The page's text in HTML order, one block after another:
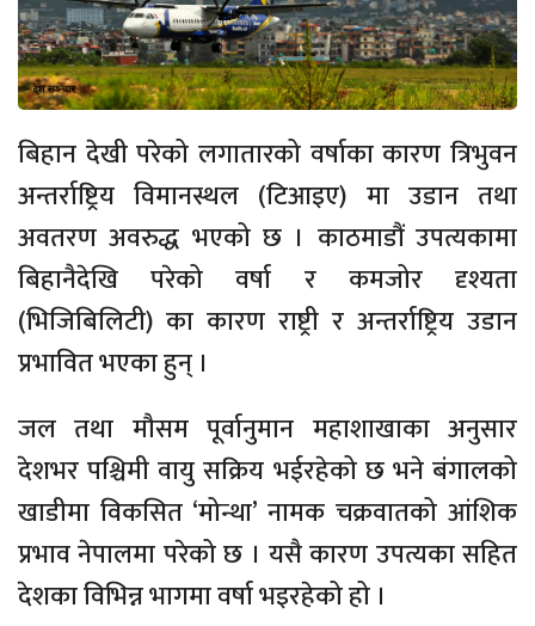
बिहान देखी परेको लगातारको वर्षाका कारण त्रिभुवन
अन्तर्राष्ट्रिय विमानस्थल (टिआइए) मा उडान तथा
अवतरण अवरुद्ध भएको छ । काठमाडौं उपत्यकामा
बिहानैदेखि परेको वर्षा र कमजोर दृश्यता
(भिजिबिलिटी) का कारण राष्ट्री र अन्तर्राष्ट्रिय उडान
प्रभावित भएका हुन् ।
जल तथा मौसम पूर्वानुमान महाशाखाका अनुसार
देशभर पश्चिमी वायु सक्रिय भईरहेको छ भने बंगालको
खाडीमा विकसित ‘मोन्था’ नामक चक्रवातको आंशिक
प्रभाव नेपालमा परेको छ । यसै कारण उपत्यका सहित
देशका विभिन्न भागमा वर्षा भइरहेको हो ।